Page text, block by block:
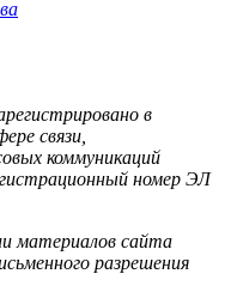
в
связи,
коммуникаций
номер ЭЛ
материалов сайта
разрешения